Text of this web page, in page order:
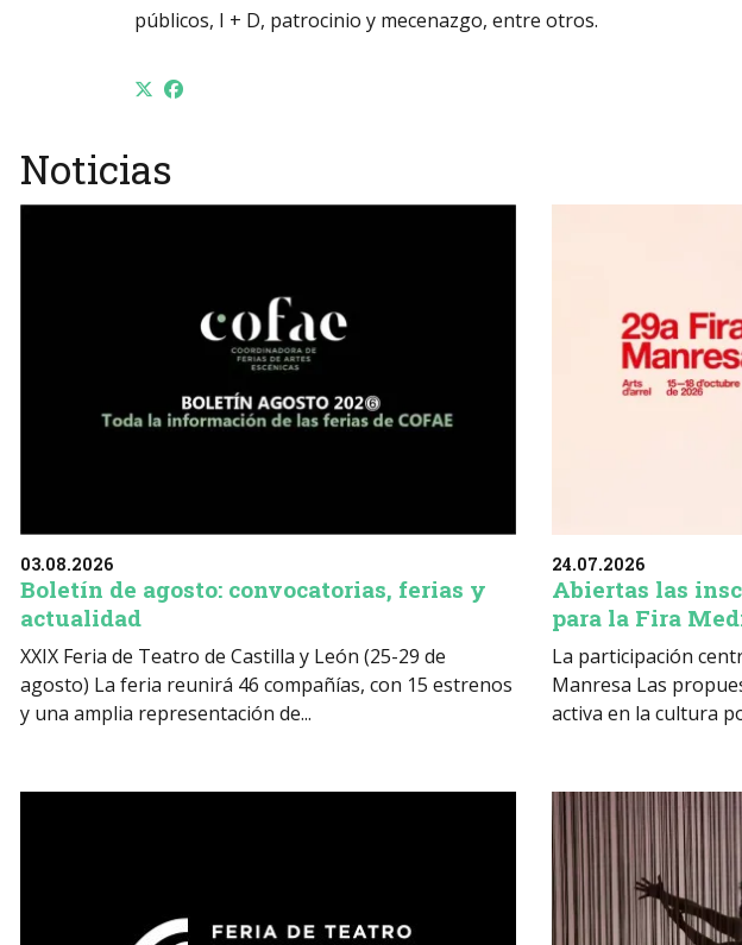
públicos, I + D, patrocinio y mecenazgo, entre otros.
Noticias
03.08.2026
Boletín de agosto: convocatorias, ferias y
actualidad
XXIX Feria de Teatro de Castilla y León (25-29 de
agosto) La feria reunirá 46 compañías, con 15 estrenos
y una amplia representación de...
24.07.2026
Abiertas las
para la Fira
La participación
Manresa Las
activa en la cultura